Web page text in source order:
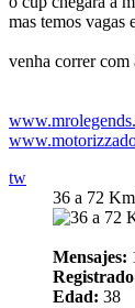
mas temos vagas
venha correr com
tw
36 a 72
Mensajes:
Edad: 38